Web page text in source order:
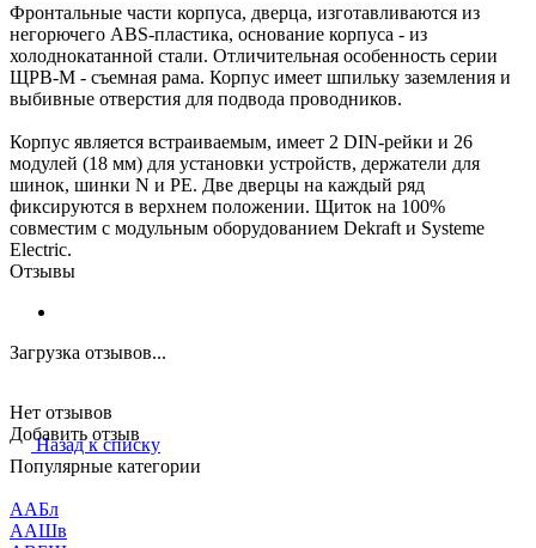
Фронтальные части корпуса, дверца, изготавливаются из
негорючего ABS-пластика, основание корпуса - из
холоднокатанной стали. Отличительная особенность серии
ЩРВ-М - съемная рама. Корпус имеет шпильку заземления и
выбивные отверстия для подвода проводников.
Корпус является встраиваемым, имеет 2 DIN-рейки и 26
модулей (18 мм) для установки устройств, держатели для
шинок, шинки N и PE. Две дверцы на каждый ряд
фиксируются в верхнем положении. Щиток на 100%
совместим с модульным оборудованием Dekraft и Systeme
Electric.
Отзывы
Загрузка отзывов...
Нет отзывов
Добавить отзыв
Назад к списку
Популярные категории
ААБл
ААШв